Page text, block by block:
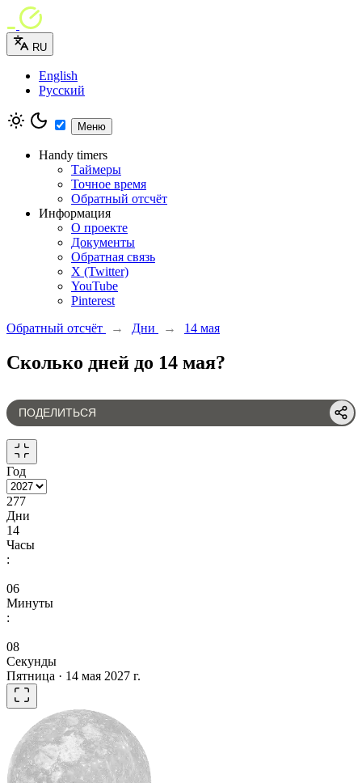
RU
English
Русский
Меню
Handy timers
Таймеры
Точное время
Обратный отсчёт
Информация
О проекте
Документы
Обратная связь
X (Twitter)
YouTube
Pinterest
Обратный отсчёт
→ Дни → 14 мая
Сколько дней до 14 мая?
ПОДЕЛИТЬСЯ
Год
277
Дни
14
Часы
:
06
Минуты
:
08
Секунды
Пятница · 14 мая 2027 г.